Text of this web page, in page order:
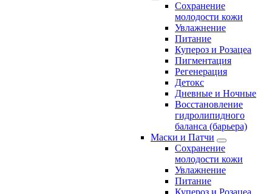
Сохранение
молодости кожи
Увлажнение
Питание
Купероз и Розацеа
Пигментация
Регенерация
Детокс
Дневные и Ночные
Восстановление
гидролипидного
баланса (барьера)
Маски и Патчи
Сохранение
молодости кожи
Увлажнение
Питание